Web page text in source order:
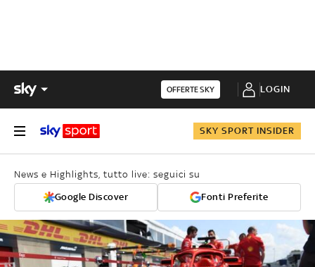
OFFERTE SKY LOGIN
SKY SPORT INSIDER
News e Highlights, tutto live: seguici su
Google Discover Fonti Preferite